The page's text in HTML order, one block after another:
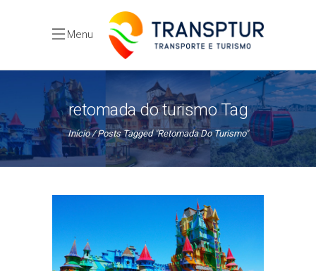
Menu
retomada do turismo Tag
Início Posts Tagged "retomada Do Turismo"